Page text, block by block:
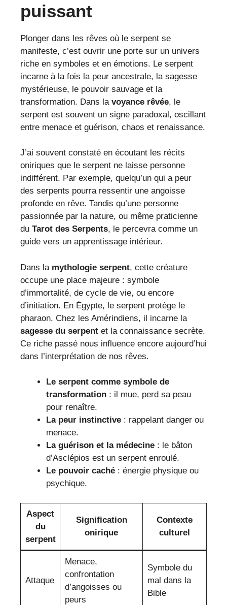
puissant
Plonger dans les rêves où le serpent se
manifeste, c’est ouvrir une porte sur un univers
riche en symboles et en émotions. Le serpent
incarne à la fois la peur ancestrale, la sagesse
mystérieuse, le pouvoir sauvage et la
transformation. Dans la voyance rêvée, le
serpent est souvent un signe paradoxal, oscillant
entre menace et guérison, chaos et renaissance.
J’ai souvent constaté en écoutant les récits
oniriques que le serpent ne laisse personne
indifférent. Par exemple, quelqu’un qui a peur
des serpents pourra ressentir une angoisse
profonde en rêve. Tandis qu’une personne
passionnée par la nature, ou même praticienne
du Tarot des Serpents, le percevra comme un
guide vers un apprentissage intérieur.
Dans la mythologie serpent, cette créature
occupe une place majeure : symbole
d’immortalité, de cycle de vie, ou encore
d’initiation. En Égypte, le serpent protège le
pharaon. Chez les Amérindiens, il incarne la
sagesse du serpent et la connaissance secrète.
Ce riche passé nous influence encore aujourd’hui
dans l’interprétation de nos rêves.
Le serpent comme symbole de
transformation : il mue, perd sa peau
pour renaître.
La peur instinctive : rappelant danger ou
menace.
La guérison et la médecine : le bâton
d’Asclépios est un serpent enroulé.
Le pouvoir caché : énergie physique ou
psychique.
Aspect
du
serpent
Signification
onirique
Contexte
culturel
Attaque
Menace,
confrontation
d’angoisses ou
peurs
Symbole du
mal dans la
Bible